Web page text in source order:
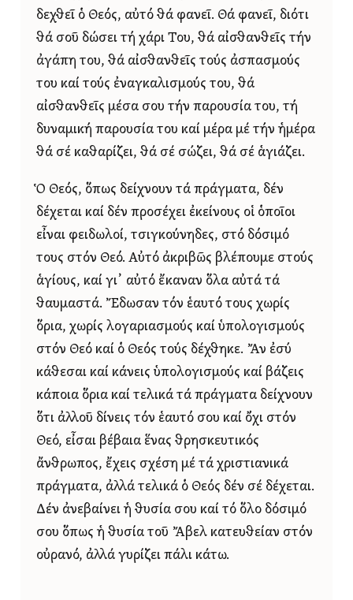
δεχθεῖ ὁ Θεός, αὐτό θά φανεῖ. Θά φανεῖ, διότι
θά σοῦ δώσει τή χάρι Του, θά αἰσθανθεῖς τήν
ἀγάπη του, θά αἰσθανθεῖς τούς ἀσπασμούς
του καί τούς ἐναγκαλισμούς του, θά
αἰσθανθεῖς μέσα σου τήν παρουσία του, τή
δυναμική παρουσία του καί μέρα μέ τήν ἡμέρα
θά σέ καθαρίζει, θά σέ σώζει, θά σέ ἁγιάζει.
Ὁ Θεός, ὅπως δείχνουν τά πράγματα, δέν
δέχεται καί δέν προσέχει ἐκείνους οἱ ὁποῖοι
εἶναι φειδωλοί, τσιγκούνηδες, στό δόσιμό
τους στόν Θεό. Αὐτό ἀκριβῶς βλέπουμε στούς
ἁγίους, καί γι᾿ αὐτό ἔκαναν ὅλα αὐτά τά
θαυμαστά. Ἔδωσαν τόν ἑαυτό τους χωρίς
ὅρια, χωρίς λογαριασμούς καί ὑπολογισμούς
στόν Θεό καί ὁ Θεός τούς δέχθηκε. Ἄν ἐσύ
κάθεσαι καί κάνεις ὑπολογισμούς καί βάζεις
κάποια ὅρια καί τελικά τά πράγματα δείχνουν
ὅτι ἀλλοῦ δίνεις τόν ἑαυτό σου καί ὄχι στόν
Θεό, εἶσαι βέβαια ἕνας θρησκευτικός
ἄνθρωπος, ἔχεις σχέση μέ τά χριστιανικά
πράγματα, ἀλλά τελικά ὁ Θεός δέν σέ δέχεται.
Δέν ἀνεβαίνει ἡ θυσία σου καί τό ὅλο δόσιμό
σου ὅπως ἡ θυσία τοῦ Ἄβελ κατευθείαν στόν
οὐρανό, ἀλλά γυρίζει πάλι κάτω.